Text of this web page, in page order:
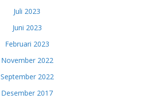
Juli 2023
Juni 2023
Februari 2023
November 2022
September 2022
Desember 2017